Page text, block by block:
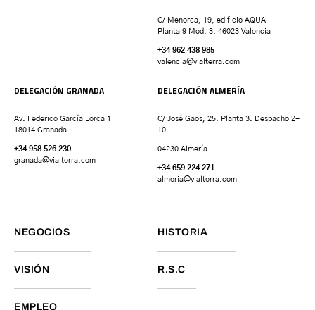
C/ Menorca, 19, edificio AQUA
Planta 9 Mod. 3. 46023 Valencia
+34 962 438 985
valencia@vialterra.com
DELEGACIÓN GRANADA
Av. Federico García Lorca 1
18014 Granada
+34 958 526 230
granada@vialterra.com
DELEGACIÓN ALMERÍA
C/ José Gaos, 25. Planta 3. Despacho 2-
10
04230 Almería
+34 659 224 271
almeria@vialterra.com
NEGOCIOS HISTORIA
VISIÓN R.S.C
EMPLEO